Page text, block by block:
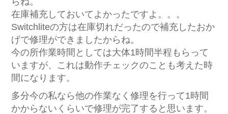
在庫補充しておいてよかったですよ。。。
Switchliteの方は在庫切れだったので補充したおか
げで修理ができましたからね。
今の所作業時間としては大体1時間半程もらって
いますが、これは動作チェックのことも考えた時
間になります。
多分今の私なら他の作業なく修理を行って1時間
かからないくらいで修理が完了すると思います。